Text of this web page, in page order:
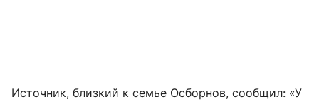
Источник, близкий к семье Осборнов, сообщил: «У